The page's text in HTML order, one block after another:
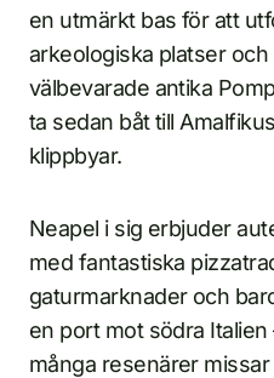
en utmärkt bas för att
arkeologiska platser
välbevarade antika
ta sedan båt till
klippbyar.
Neapel i sig erbjuder
med fantastiska
gaturmarknader och
en port mot södra
många resenärer